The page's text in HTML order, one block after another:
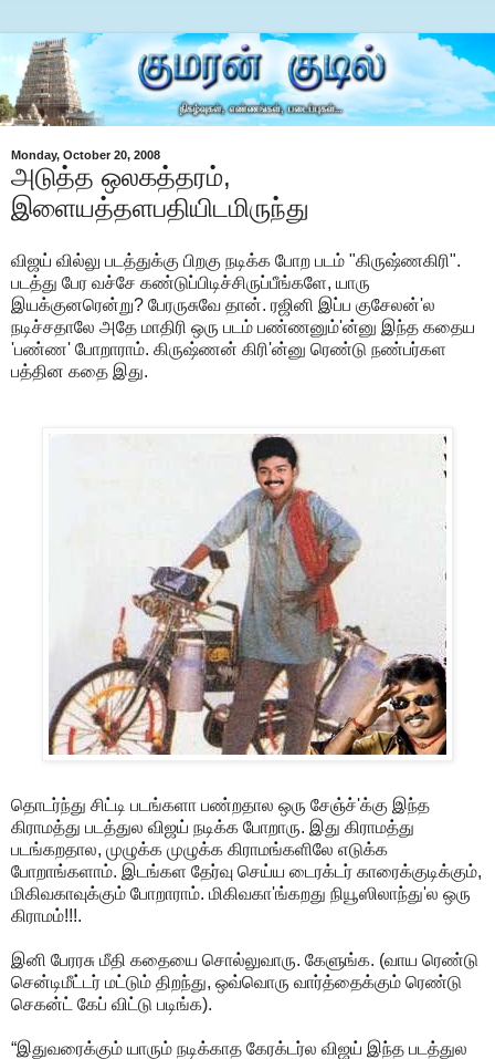
Monday, October 20, 2008
அடுத்த ஒலகத்தரம்,
இளையத்தளபதியிடமிருந்து
விஜய் வில்லு படத்துக்கு பிறகு நடிக்க போற படம் "கிருஷ்ணகிரி".
படத்து பேர வச்சே கண்டுப்பிடிச்சிருப்பீங்களே, யாரு
இயக்குனரென்று? பேரருசுவே தான். ரஜினி இப்ப குசேலன்'ல
நடிச்சதாலே அதே மாதிரி ஒரு படம் பண்ணனும்'ன்னு இந்த கதைய
'பண்ண' போறாராம். கிருஷ்ணன் கிரி'ன்னு ரெண்டு நண்பர்கள
பத்தின கதை இது.
தொடர்ந்து சிட்டி படங்களா பண்றதால ஒரு சேஞ்ச்'க்கு இந்த
கிராமத்து படத்துல விஜய் நடிக்க போறாரு. இது கிராமத்து
படங்கறதால, முழுக்க முழுக்க கிராமங்களிலே எடுக்க
போறாங்களாம். இடங்கள தேர்வு செய்ய டைரக்டர் காரைக்குடிக்கும்,
மிகிவகாவுக்கும் போறாராம். மிகிவகா'ங்கறது நியூஸிலாந்து'ல ஒரு
கிராமம்!!!.
இனி பேரரசு மீதி கதையை சொல்லுவாரு. கேளுங்க. (வாய ரெண்டு
சென்டிமீட்டர் மட்டும் திறந்து, ஒவ்வொரு வார்த்தைக்கும் ரெண்டு
செகன்ட் கேப் விட்டு படிங்க).
“இதுவரைக்கும் யாரும் நடிக்காத கேரக்டர்ல விஜய் இந்த படத்துல